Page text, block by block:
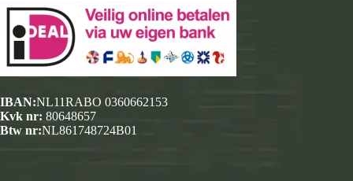
IBAN:NL11RABO 0360662153
Kvk nr: 80648657
Btw nr:NL861748724B01